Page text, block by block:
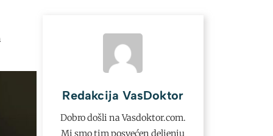
Redakcija VasDoktor
Dobro došli na Vasdoktor.com.
Mi smo tim posvećen deljenju